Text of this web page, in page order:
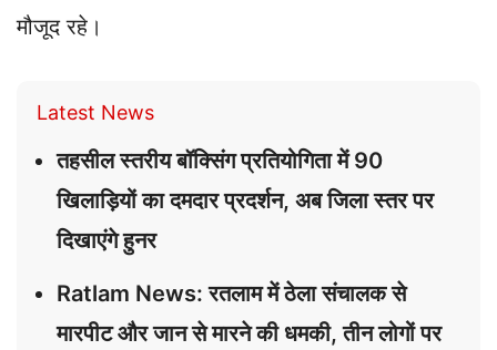
मौजूद रहे।
Latest News
तहसील स्तरीय बॉक्सिंग प्रतियोगिता में 90
खिलाड़ियों का दमदार प्रदर्शन, अब जिला स्तर पर
दिखाएंगे हुनर
Ratlam News: रतलाम में ठेला संचालक से
मारपीट और जान से मारने की धमकी, तीन लोगों पर